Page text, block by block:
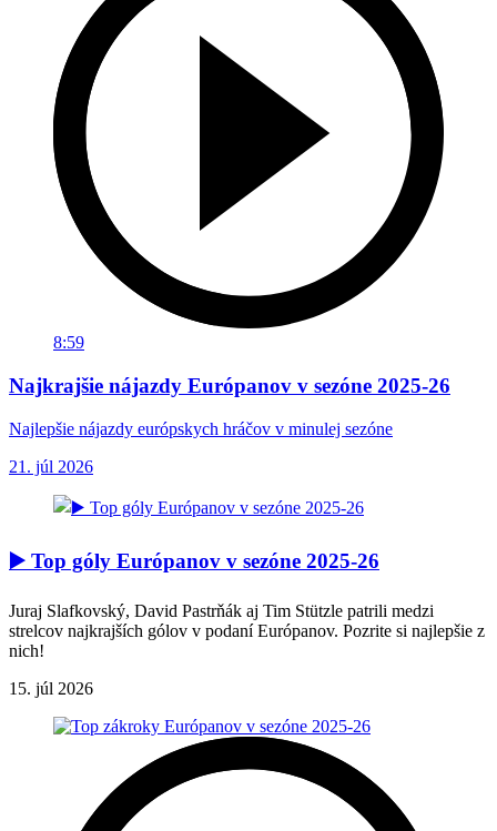
8:59
Najkrajšie nájazdy Európanov v sezóne 2025-26
Najlepšie nájazdy európskych hráčov v minulej sezóne
21. júl 2026
▶️ Top góly Európanov v sezóne 2025-26
Juraj Slafkovský, David Pastrňák aj Tim Stützle patrili medzi
strelcov najkrajších gólov v podaní Európanov. Pozrite si najlepšie z
nich!
15. júl 2026